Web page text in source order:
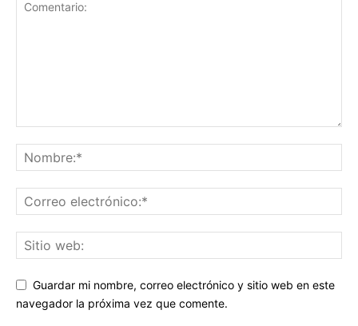
Guardar mi nombre, correo electrónico y sitio web en este
navegador la próxima vez que comente.